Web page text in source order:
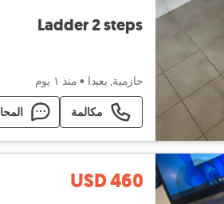
Ladder 2 steps
حازمية, بعبدا • منذ ١ يوم
مكالمة
USD 460